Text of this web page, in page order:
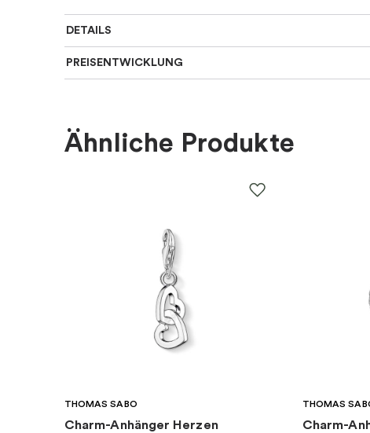
DETAILS
Für wen:
Material: Silber
5700303178974
Kollektion: Pandora Moments
PREISENTWICKLUNG
Ähnliche Produkte
THOMAS SABO
Charm-Anhänger Herzen
THOMAS
Charm-